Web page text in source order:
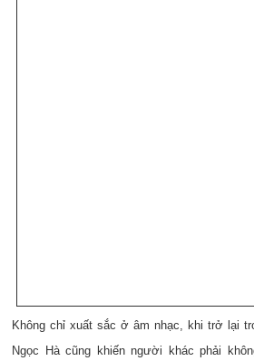
Không chỉ xuất sắc ở âm nhạc, khi trở lại
Ngọc Hà cũng khiến người khác phải